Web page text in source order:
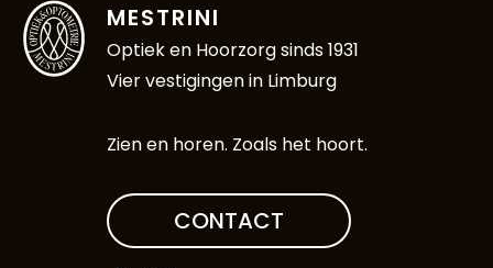
MESTRINI
Optiek en Hoorzorg sinds 1931
Vier vestigingen in Limburg
Zien en horen. Zoals het hoort.
CONTACT